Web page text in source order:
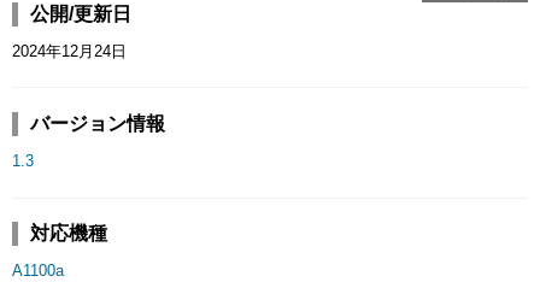
公開/更新日
2024年12月24日
バージョン情報
1.3
対応機種
A1100a